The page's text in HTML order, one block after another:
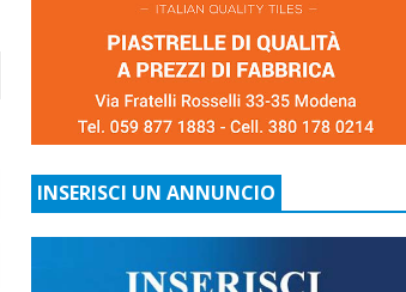
INSERISCI UN ANNUNCIO